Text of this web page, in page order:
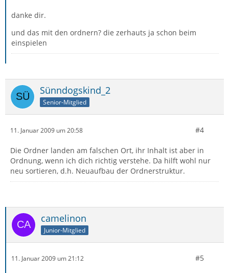
danke dir.
und das mit den ordnern? die zerhauts ja schon beim
einspielen
Sünndogskind_2
Senior-Mitglied
11. Januar 2009 um 20:58 #4
Die Ordner landen am falschen Ort, ihr Inhalt ist aber in
Ordnung, wenn ich dich richtig verstehe. Da hilft wohl nur
neu sortieren, d.h. Neuaufbau der Ordnerstruktur.
camelinon
Junior-Mitglied
11. Januar 2009 um 21:12 #5